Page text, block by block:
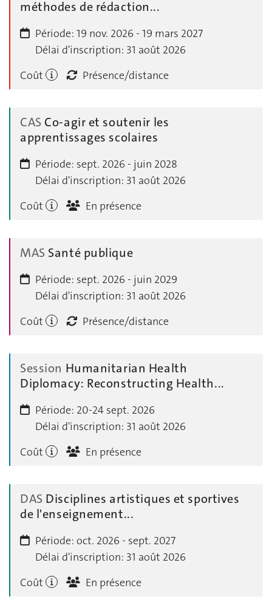
méthodes de rédaction...
Période: 19 nov. 2026 - 19 mars 2027
Délai d'inscription: 31 août 2026
Coût
Présence/distance
CAS Co-agir et soutenir les
apprentissages scolaires
Période: sept. 2026 - juin 2028
Délai d'inscription: 31 août 2026
Coût
En présence
MAS Santé publique
Période: sept. 2026 - juin 2029
Délai d'inscription: 31 août 2026
Coût
Présence/distance
Session Humanitarian Health
Diplomacy: Reconstructing Health...
Période: 20-24 sept. 2026
Délai d'inscription: 31 août 2026
Coût
En présence
DAS Disciplines artistiques et sportives
de l'enseignement...
Période: oct. 2026 - sept. 2027
Délai d'inscription: 31 août 2026
Coût
En présence